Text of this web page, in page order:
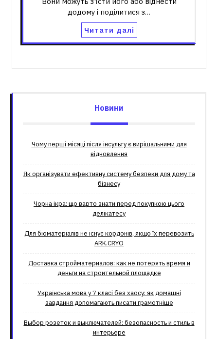
додому і поділитися з…
Читати далі
Новини
Чому перші місяці після інсульту є вирішальними для
відновлення
Як організувати ефективну систему безпеки для дому та
бізнесу
Чорна ікра: що варто знати перед покупкою цього
делікатесу
Для біоматеріалів не існує кордонів, якщо їх перевозить
ARK.CRYO
Доставка стройматериалов: как не потерять время и
деньги на строительной площадке
Українська мова у 7 класі без хаосу: як домашні
завдання допомагають писати грамотніше
Выбор розеток и выключателей: безопасность и стиль в
интерьере